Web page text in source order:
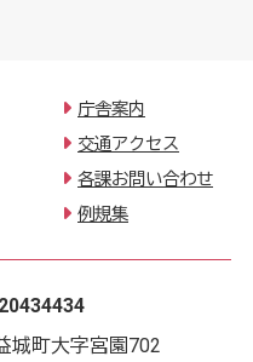
庁舎案内
交通アクセス
各課お問い合わせ
例規集
城町大字宮園702